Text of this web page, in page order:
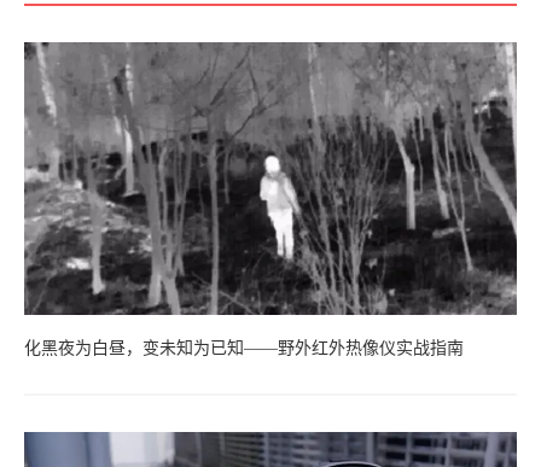
化黑夜为白昼，变未知为已知——野外红外热像仪实战指南